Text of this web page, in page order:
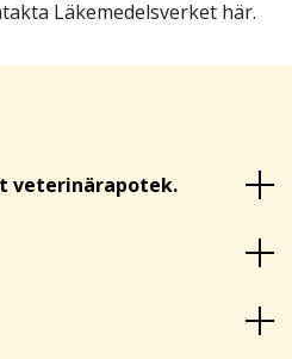
Läkemedelsverket här.
veterinärapotek.